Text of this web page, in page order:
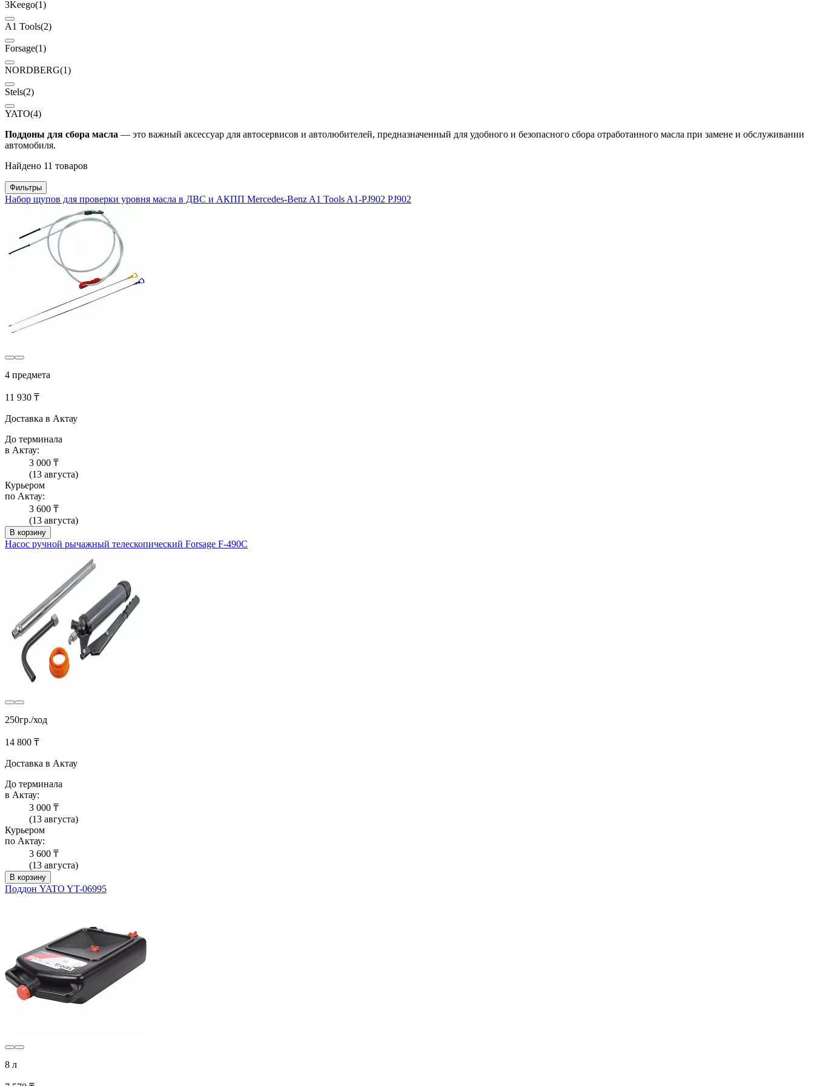
3Keego(1)
A1 Tools(2)
Forsage(1)
NORDBERG(1)
Stels(2)
YATO(4)
Поддоны для сбора масла — это важный аксессуар для автосервисов и автолюбителей, предназначенный для удобного и безопасного сбора отработанного масла при замене и обслуживании
автомобиля.
Найдено 11 товаров
Фильтры
Набор щупов для проверки уровня масла в ДВС и АКПП Mercedes-Benz A1 Tools A1-PJ902 PJ902
4 предмета
11 930 ₸
Доставка в Актау
До терминала
в Актау:
3 000 ₸
(13 августа)
Курьером
по Актау:
3 600 ₸
(13 августа)
В корзину
Насос ручной рычажный телескопический Forsage F-490C
250гр./ход
14 800 ₸
Доставка в Актау
До терминала
в Актау:
3 000 ₸
(13 августа)
Курьером
по Актау:
3 600 ₸
(13 августа)
В корзину
Поддон YATO YT-06995
8 л